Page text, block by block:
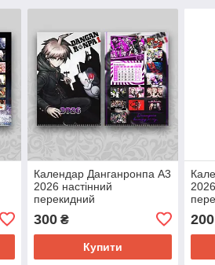
Календар Данганронпа А3
2026 настінний
перекидний
300₴
Купити
200